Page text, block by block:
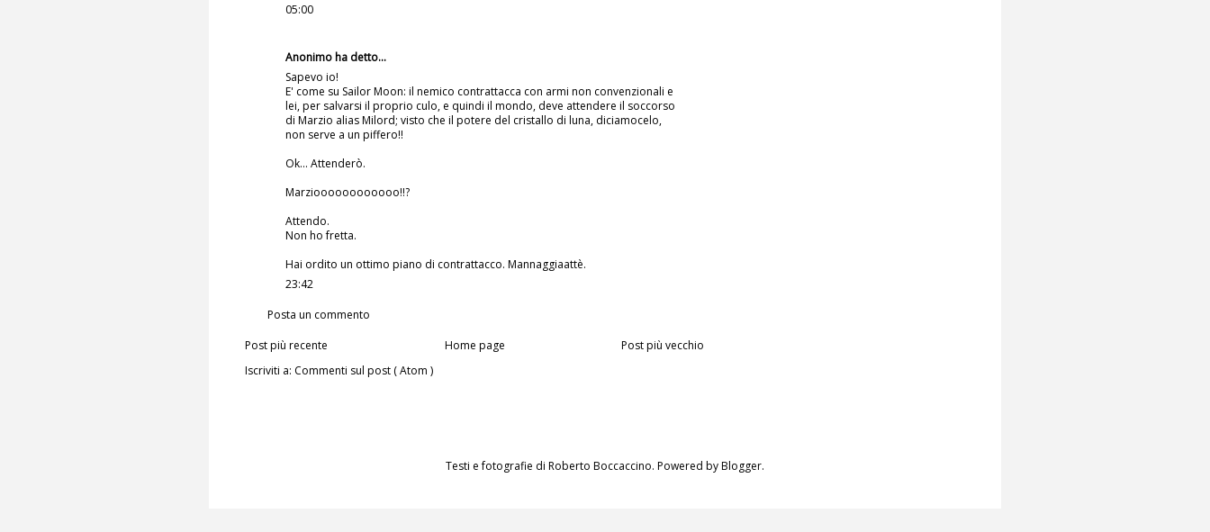
05:00
Anonimo ha detto...
Sapevo io!
E' come su Sailor Moon: il nemico contrattacca con armi non convenzionali e
lei, per salvarsi il proprio culo, e quindi il mondo, deve attendere il soccorso
di Marzio alias Milord; visto che il potere del cristallo di luna, diciamocelo,
non serve a un piffero!!
Ok... Attenderò.
Marzioooooooooooo!!?
Attendo.
Non ho fretta.
Hai ordito un ottimo piano di contrattacco. Mannaggiaattè.
23:42
Posta un commento
Post più recente
Post più vecchio
Home page
Iscriviti a: Commenti sul post ( Atom )
Testi e fotografie di Roberto Boccaccino. Powered byBlogger.